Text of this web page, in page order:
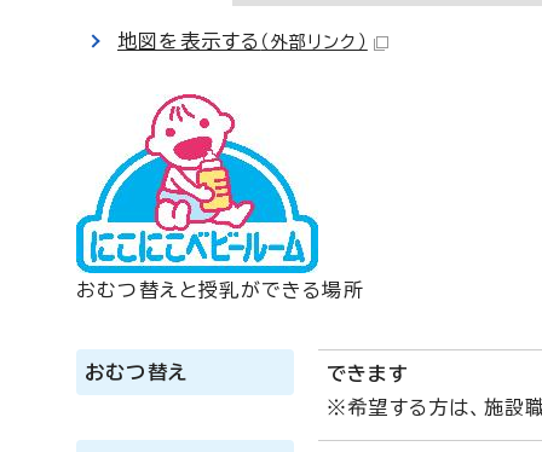
地図を表示する （外部リンク）
おむつ替えと授乳ができる場所
おむつ替え
できます
※希望する方は、施設